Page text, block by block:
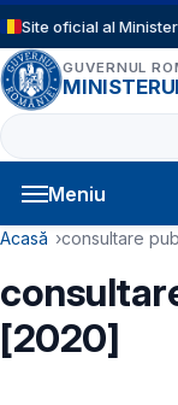
Sari la conținutul
Site oficial al
GUVERNUL
Caută
Meniu
Navigație
Cale de
Acasă consultare
[2020]